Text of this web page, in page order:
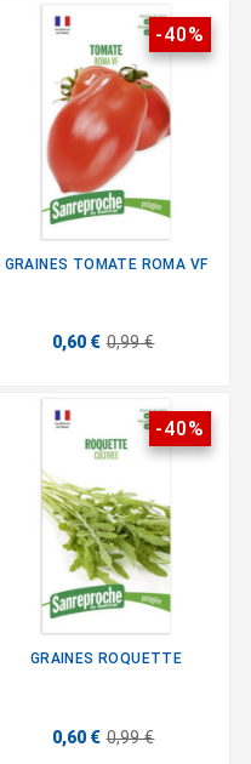
-40%
GRAINES TOMATE ROMA VF
0,60 € 0,99 €
-40%
GRAINES ROQUETTE
0,60 € 0,99 €